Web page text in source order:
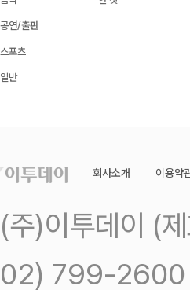
공연/출판
스포츠
일반
회사소개 이용약
(주)이투데이 (
02) 799-2600